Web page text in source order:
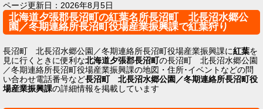
ページ更新日： 2026年8月5日
北海道夕張郡長沼町の紅葉名所長沼町 北長沼水郷公
園／冬期連絡所長沼町役場産業振興課で紅葉狩り
長沼町 北長沼水郷公園／冬期連絡所長沼町役場産業振興課に紅葉を
見に行くときに便利な北海道夕張郡長沼町の長沼町 北長沼水郷公園
／冬期連絡所長沼町役場産業振興課の地図・住所･イベントなどの問
い合わせ電話番号など長沼町 北長沼水郷公園／冬期連絡所長沼町役
場産業振興課の詳細情報を掲載しています